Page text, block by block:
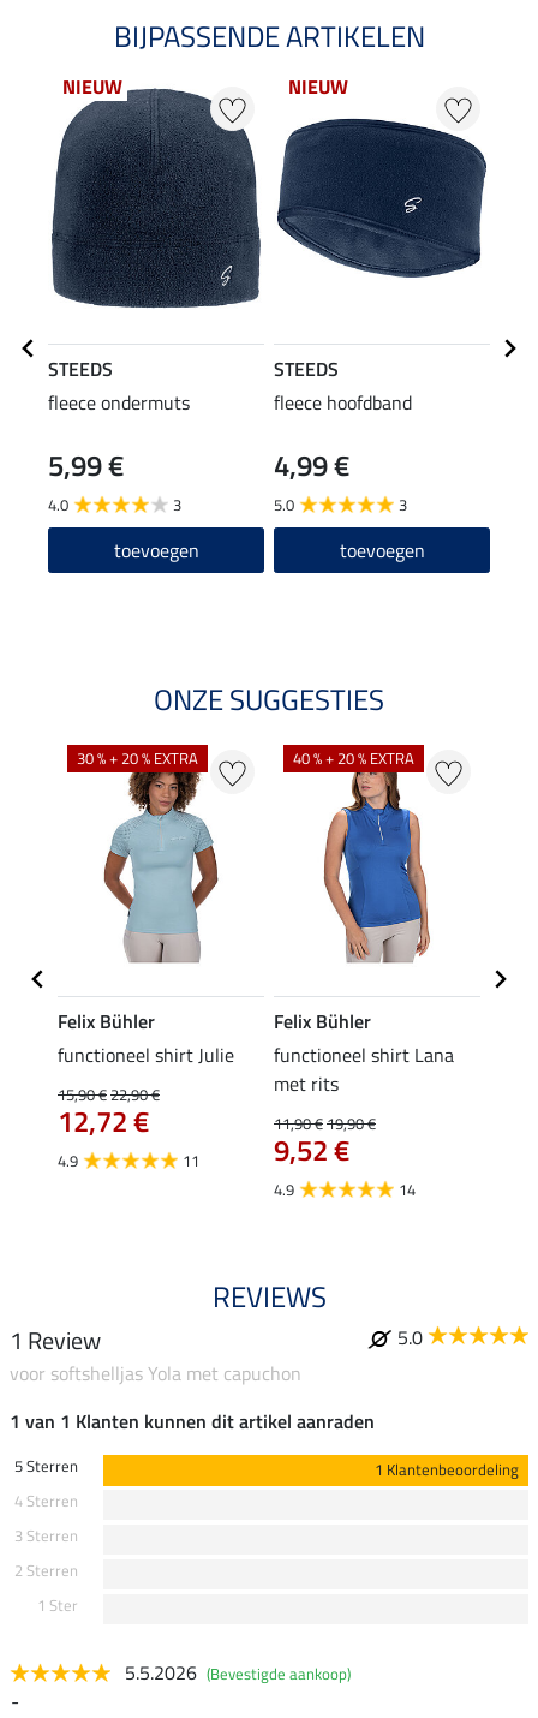
BIJPASSENDE ARTIKELEN
NIEUW
STEEDS
fleece ondermuts
5,99 €
4.0 3
toevoegen
NIEUW
STEEDS
fleece hoofdband
4,99 €
5.0 3
toevoegen
ONZE SUGGESTIES
30 % + 20 % EXTRA
Felix Bühler
functioneel shirt Julie
15,90 €22,90 €
12,72 €
4.9 11
40 % + 20 % EXTRA
Felix Bühler
functioneel shirt Lana
met rits
11,90 €19,90 €
9,52 €
4.9 14
REVIEWS
1 Review
5.0
voor softshelljas Yola met capuchon
1 van 1 Klanten kunnen dit artikel aanraden
5 Sterren
1 Klantenbeoordeling
4 Sterren
3 Sterren
2 Sterren
1 Ster
5.5.2026 (Bevestigde aankoop)
-